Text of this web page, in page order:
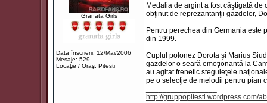
Granata Girls
Data înscrierii: 12/Mai/2006
Mesaje: 529
Locaţie / Oraş: Pitesti
Medalia de argint a fost câştigată
obţinut de reprezantanţii gazdelor,
Pentru perechea din Germania este
din 1999.
Cuplul polonez Dorota şi Marius
gazdelor o seară emoţionantă la
au agitat frenetic steguleţele
pe o selecţie de melodii pentru pian
http://gruppopitesti.wordpress.com/